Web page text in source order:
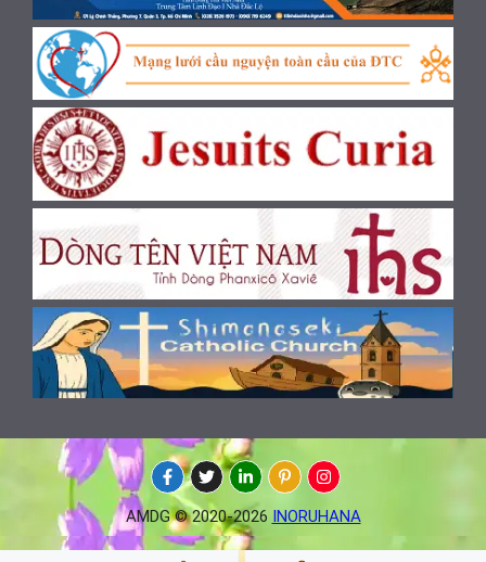
AMDG © 2020-2026 INORUHANA